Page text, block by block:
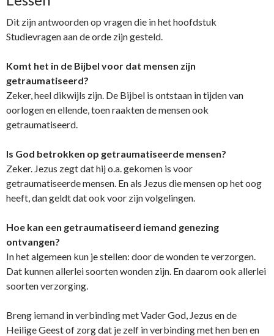
Dit zijn antwoorden op vragen die in het hoofdstuk
Studievragen aan de orde zijn gesteld.
Komt het in de Bijbel voor dat mensen zijn
getraumatiseerd?
Zeker, heel dikwijls zijn. De Bijbel is ontstaan in tijden van
oorlogen en ellende, toen raakten de mensen ook
getraumatiseerd.
Is God betrokken op getraumatiseerde mensen?
Zeker. Jezus zegt dat hij o.a. gekomen is voor
getraumatiseerde mensen. En als Jezus die mensen op het oog
heeft, dan geldt dat ook voor zijn volgelingen.
Hoe kan een getraumatiseerd iemand genezing
ontvangen?
In het algemeen kun je stellen: door de wonden te verzorgen.
Dat kunnen allerlei soorten wonden zijn. En daarom ook allerlei
soorten verzorging.
Breng iemand in verbinding met Vader God, Jezus en de
Heilige Geest of zorg dat je zelf in verbinding met hen ben en